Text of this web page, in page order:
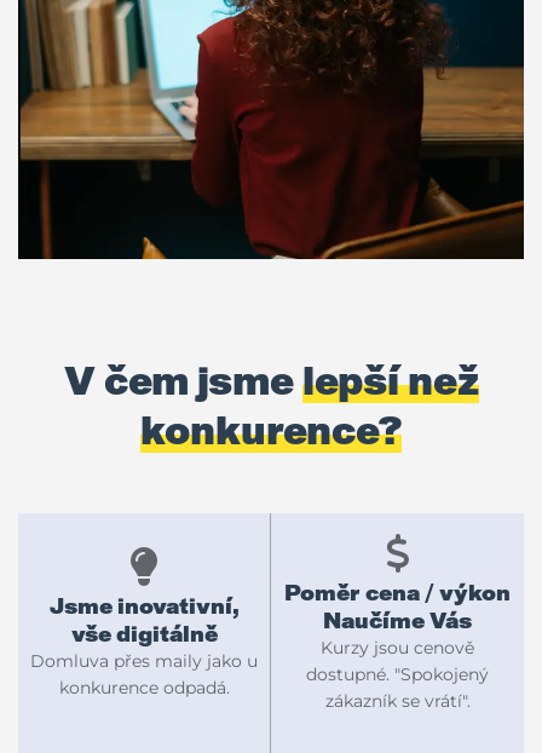
V čem jsmelepší než
konkurence?
Jsme inovativní,
vše digitálně
Domluva přes maily jako u
konkurence odpadá.
Poměr cena / výkon
Naučíme Vás
Kurzy jsou cenově
dostupné. "Spokojený
zákazník se vrátí".